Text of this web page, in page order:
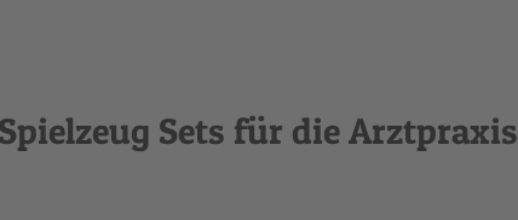
Spielzeug Sets für die Arztpraxis